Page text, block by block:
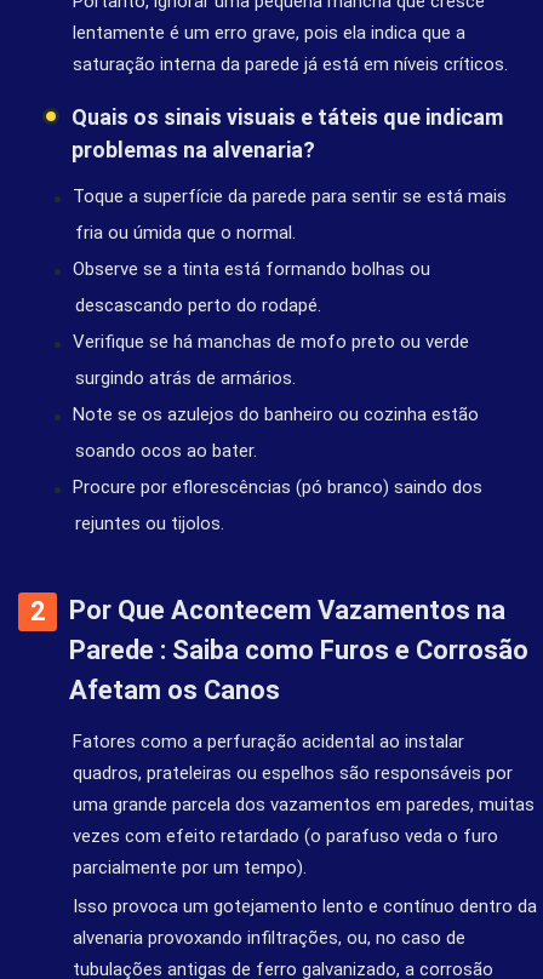
lentamente é um erro grave, pois ela indica que a
saturação interna da parede já está em níveis críticos.
Quais os sinais visuais e táteis que indicam
problemas na alvenaria?
Toque a superfície da parede para sentir se está mais
fria ou úmida que o normal.
Observe se a tinta está formando bolhas ou
descascando perto do rodapé.
Verifique se há manchas de mofo preto ou verde
surgindo atrás de armários.
Note se os azulejos do banheiro ou cozinha estão
soando ocos ao bater.
Procure por eflorescências (pó branco) saindo dos
rejuntes ou tijolos.
Por Que Acontecem Vazamentos na
Parede : Saiba como Furos e Corrosão
Afetam os Canos
Fatores como a perfuração acidental ao instalar
quadros, prateleiras ou espelhos são responsáveis por
uma grande parcela dos vazamentos em paredes, muitas
vezes com efeito retardado (o parafuso veda o furo
parcialmente por um tempo).
Isso provoca um gotejamento lento e contínuo dentro da
alvenaria provoxando infiltrações, ou, no caso de
tubulações antigas de ferro galvanizado, a corrosão